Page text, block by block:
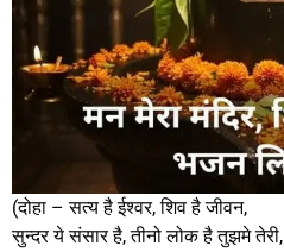
(दोहा – सत्य है ईश्वर, शिव है जीवन,
सुन्दर ये संसार है, तीनो लोक है तुझमे तेरी,